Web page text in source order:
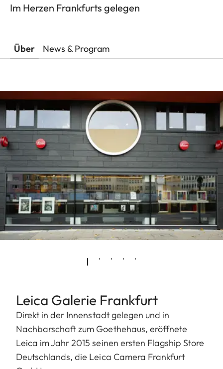
Im Herzen Frankfurts gelegen
Über News & Program
Leica Galerie Frankfurt
Direkt in der Innenstadt gelegen und in
Nachbarschaft zum Goethehaus, eröffnete
Leica im Jahr 2015 seinen ersten Flagship Store
Deutschlands, die Leica Camera Frankfurt